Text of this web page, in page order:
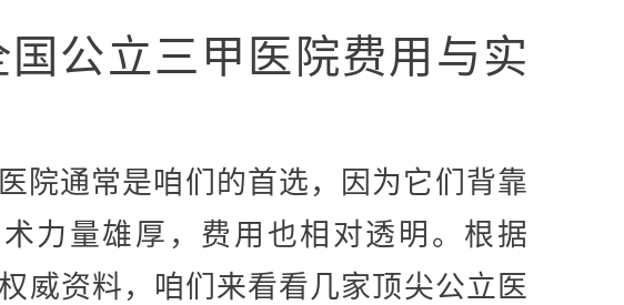
国公立三甲医院费用与实
院通常是咱们的首选，因为它们背靠
力量雄厚，费用也相对透明。根据
威资料，咱们来看看几家顶尖公立医